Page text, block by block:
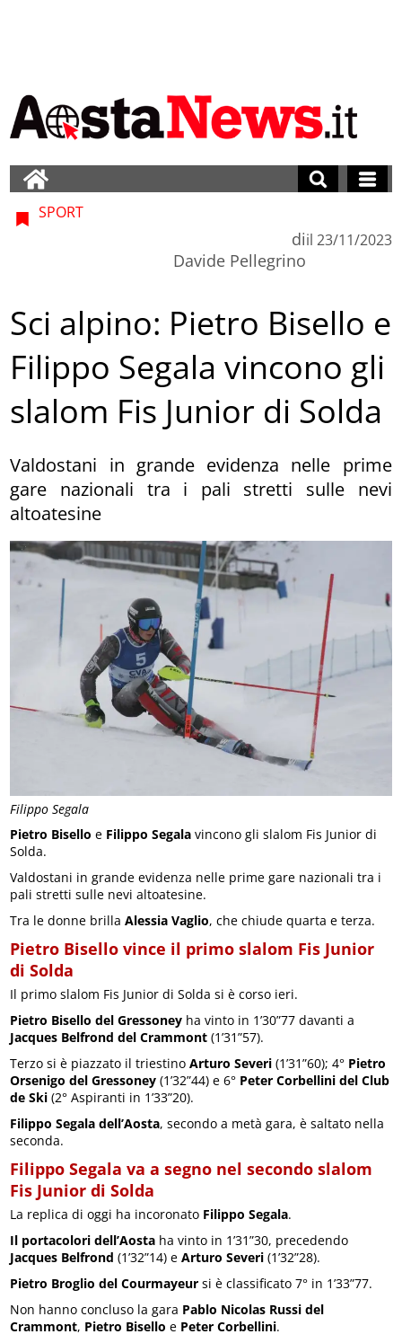
Filippo Segala
SPORT
di
Davide Pellegrino
il 23/11/2023
Sci alpino: Pietro Bisello e
Filippo Segala vincono gli
slalom Fis Junior di Solda
Valdostani in grande evidenza nelle prime
gare nazionali tra i pali stretti sulle nevi
altoatesine
Pietro Bisello e Filippo Segala vincono gli slalom Fis Junior di
Solda.
Valdostani in grande evidenza nelle prime gare nazionali tra i
pali stretti sulle nevi altoatesine.
Tra le donne brillaAlessia Vaglio, che chiude quarta e terza.
Pietro Bisello vince il primo slalom Fis Junior
di Solda
Il primo slalom Fis Junior di Solda si è corso ieri.
Pietro Bisello del Gressoney ha vinto in 1’30”77 davanti a
Jacques Belfrond del Crammont (1’31”57).
Terzo si è piazzato il triestinoArturo Severi (1’31”60); 4° Pietro
Orsenigo del Gressoney (1’32”44) e 6° Peter Corbellini del Club
de Ski (2° Aspiranti in 1’33”20).
Filippo Segala dell’Aosta, secondo a metà gara, è saltato nella
seconda.
Filippo Segala va a segno nel secondo slalom
Fis Junior di Solda
La replica di oggi ha incoronato Filippo Segala.
Il portacolori dell’Aosta ha vinto in 1’31”30, precedendo
Jacques Belfrond (1’32”14) eArturo Severi (1’32”28).
Pietro Broglio del Courmayeur si è classificato 7° in 1’33”77.
Non hanno concluso la gara Pablo Nicolas Russi del
Crammont, Pietro Bisello e Peter Corbellini.